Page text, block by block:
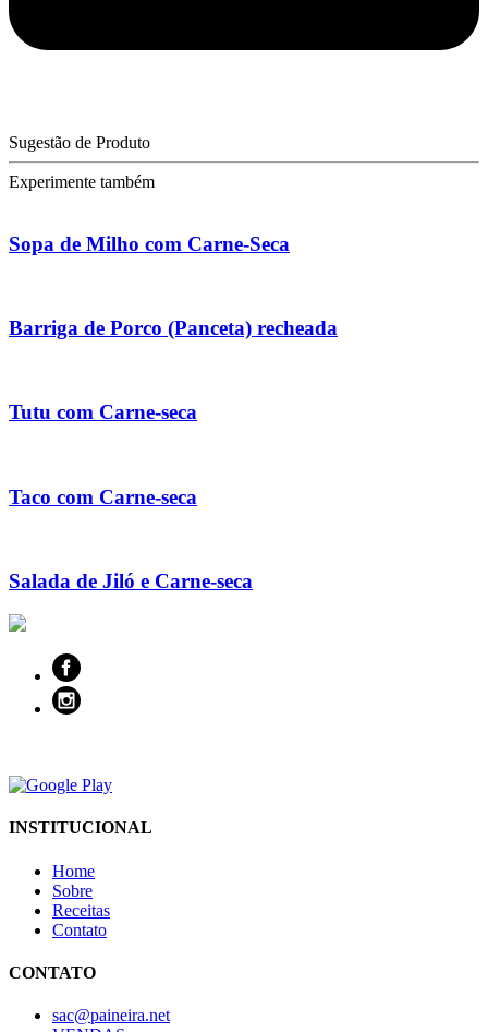
Sugestão de Produto
Experimente também
Sopa de Milho com Carne-Seca
Barriga de Porco (Panceta) recheada
Tutu com Carne-seca
Taco com Carne-seca
Salada de Jiló e Carne-seca
INSTITUCIONAL
Home
Sobre
Receitas
Contato
CONTATO
sac@paineira.net